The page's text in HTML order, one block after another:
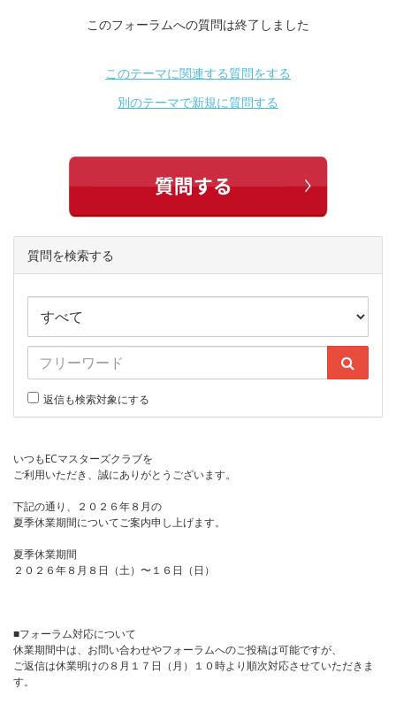
このフォーラムへの質問は終了しました
このテーマに関連する質問をする
別のテーマで新規に質問する
質問を検索する
返信も検索対象にする
いつもECマスターズクラブを
ご利用いただき、誠にありがとうございます。
下記の通り、２０２６年８月の
夏季休業期間についてご案内申し上げます。
夏季休業期間
２０２６年８月８日（土）〜１６日（日）
■フォーラム対応について
休業期間中は、お問い合わせやフォーラムへのご投稿は可能ですが、
ご返信は休業明けの８月１７日（月）１０時より順次対応させていただきま
す。